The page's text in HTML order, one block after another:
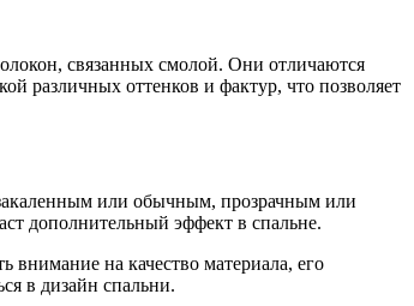
связанных смолой. Они отличаются
оттенков и фактур, что позволяет
или обычным, прозрачным или
дополнительный эффект в спальне.
внимание на качество материала, его
в дизайн спальни.